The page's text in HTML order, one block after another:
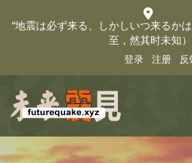
“地震は必ず来る、しかしいつ来るか
至，然其时未知）
登录 注册 反